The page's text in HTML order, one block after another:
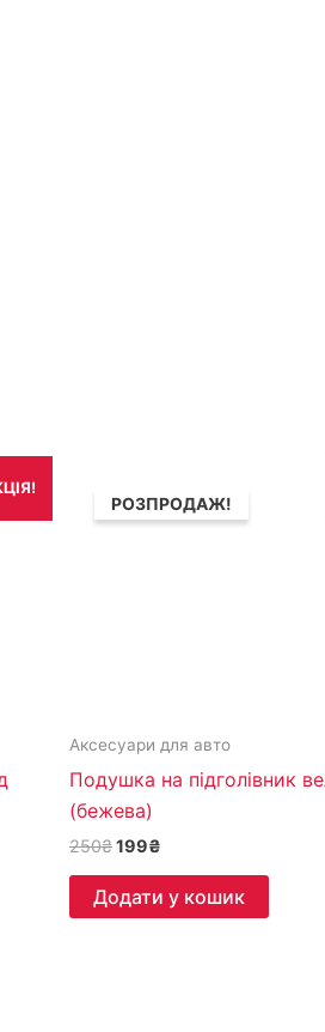
РОЗПРОДАЖ!
Аксесуари для авто
Подушка на підголівник
(бежева)
250₴
ціна:
250₴.
199₴
ціна:
199₴.
Додати у кошик